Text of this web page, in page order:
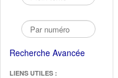
Recherche Avancée
LIENS UTILES :